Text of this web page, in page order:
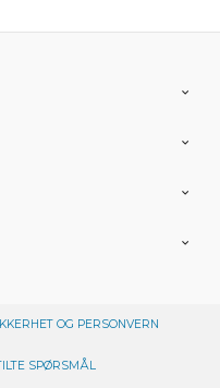
OG PERSONVERN
SPØRSMÅL